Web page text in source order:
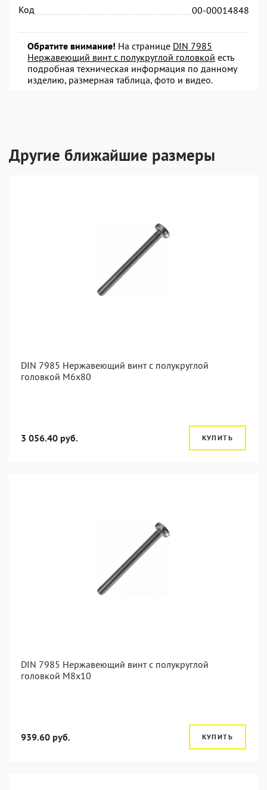
Код
00-00014848
Обратите внимание! На странице DIN 7985
Нержавеющий винт с полукруглой головкой есть
подробная техническая информация по данному
изделию, размерная таблица, фото и видео.
Другие ближайшие размеры
DIN 7985 Нержавеющий винт с полукруглой
головкой М6х80
3 056.40 руб. КУПИТЬ
DIN 7985 Нержавеющий винт с полукруглой
головкой М8х10
939.60 руб. КУПИТЬ